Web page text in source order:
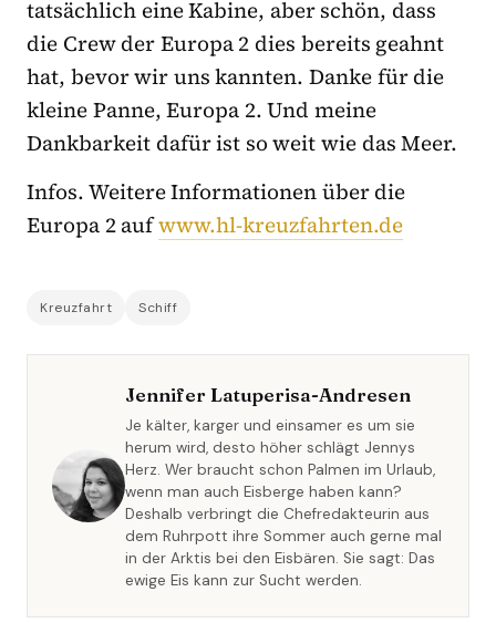
tatsächlich eine Kabine, aber schön, dass
die Crew der Europa 2 dies bereits geahnt
hat, bevor wir uns kannten. Danke für die
kleine Panne, Europa 2. Und meine
Dankbarkeit dafür ist so weit wie das Meer.
Infos. Weitere Informationen über die
Europa 2 aufwww.hl-kreuzfahrten.de
Kreuzfahrt Schiff
Jennifer Latuperisa-Andresen
Je kälter, karger und einsamer es um sie
herum wird, desto höher schlägt Jennys
Herz. Wer braucht schon Palmen im Urlaub,
wenn man auch Eisberge haben kann?
Deshalb verbringt die Chefredakteurin aus
dem Ruhrpott ihre Sommer auch gerne mal
in der Arktis bei den Eisbären. Sie sagt: Das
ewige Eis kann zur Sucht werden.